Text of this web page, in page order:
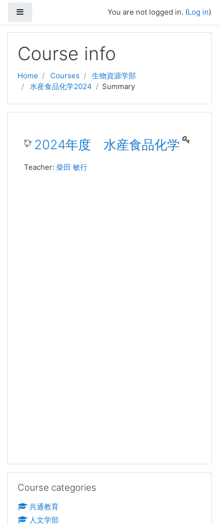
You are not logged in. (Log in)
Course info
Home Courses
生物資源学部
水産食品化学2024
Summary
2024年度 水産食品化学
Teacher: 柴田 敏行
Course categories
共通教育
人文学部